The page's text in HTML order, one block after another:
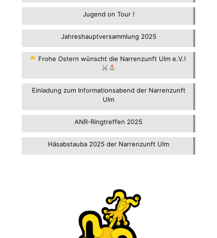
Jugend on Tour !
Jahreshauptversammlung 2025
Frohe Ostern wünscht die Narrenzunft Ulm e.V.!
Einladung zum Informationsabend der Narrenzunft
Ulm
ANR-Ringtreffen 2025
Häsabstauba 2025 der Narrenzunft Ulm